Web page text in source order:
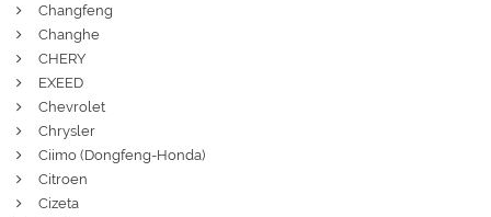
Changfeng
Changhe
CHERY
EXEED
Chevrolet
Chrysler
Ciimo (Dongfeng-Honda)
Citroen
Cizeta